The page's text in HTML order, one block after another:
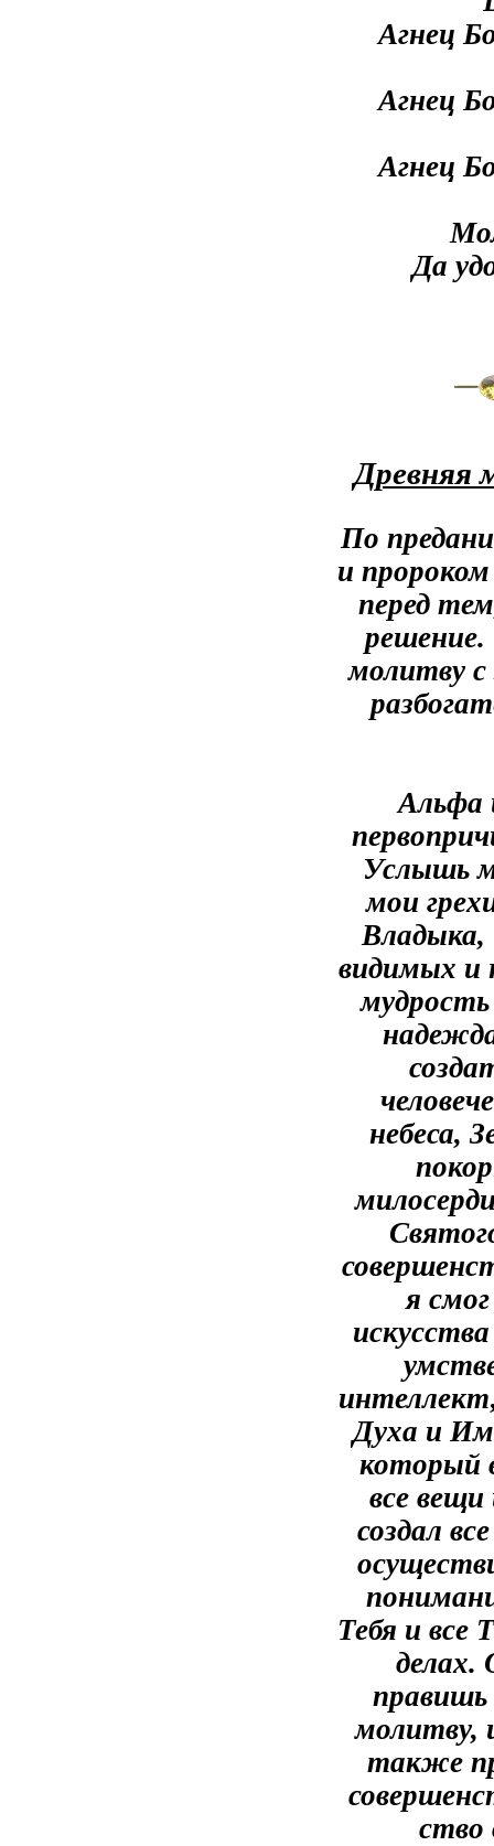
Агнец
Агнец
Агнец
Да
Древняя
По
и
перед
молитву с
Альфа
Услышь
мои
Владыка,
видимых и
небеса,
я
Духа и
который
все
создал
Тебя и все
делах.
молитву,
также
ство